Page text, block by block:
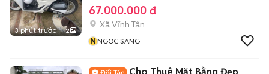
3 phút trước 2
67.000.000 đ
Xã Vĩnh Tân
NNGOC SANG